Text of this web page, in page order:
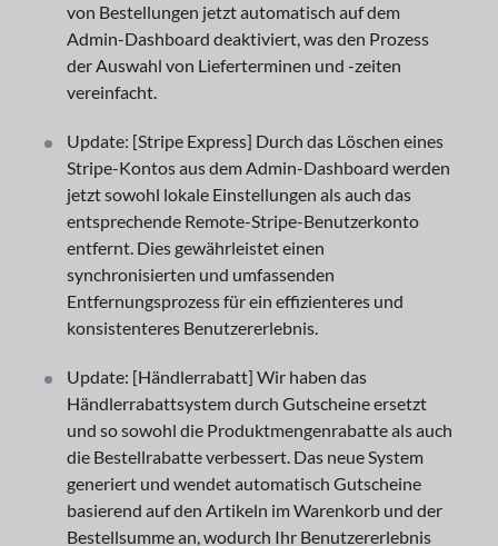
von Bestellungen jetzt automatisch auf dem
Admin-Dashboard deaktiviert, was den Prozess
der Auswahl von Lieferterminen und -zeiten
vereinfacht.
Update: [Stripe Express] Durch das Löschen eines
Stripe-Kontos aus dem Admin-Dashboard werden
jetzt sowohl lokale Einstellungen als auch das
entsprechende Remote-Stripe-Benutzerkonto
entfernt. Dies gewährleistet einen
synchronisierten und umfassenden
Entfernungsprozess für ein effizienteres und
konsistenteres Benutzererlebnis.
Update: [Händlerrabatt] Wir haben das
Händlerrabattsystem durch Gutscheine ersetzt
und so sowohl die Produktmengenrabatte als auch
die Bestellrabatte verbessert. Das neue System
generiert und wendet automatisch Gutscheine
basierend auf den Artikeln im Warenkorb und der
Bestellsumme an, wodurch Ihr Benutzererlebnis